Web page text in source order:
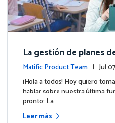
La gestión de planes
Matific Product Team | Jul
e la plataforma
¡Hola a todos! Hoy quiero
hablar sobre nuestra última
pronto: La …
Leer más